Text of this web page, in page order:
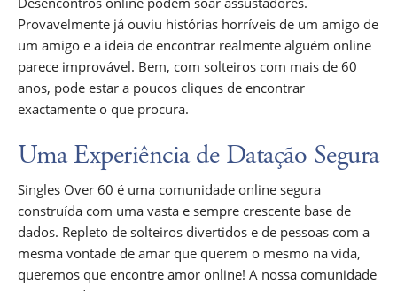
Provavelmente já ouviu histórias horríveis de um amigo de
um amigo e a ideia de encontrar realmente alguém online
parece improvável. Bem, com solteiros com mais de 60
anos, pode estar a poucos cliques de encontrar
exactamente o que procura.
Uma Experiência de Datação Segura
Singles Over 60 é uma comunidade online segura
construída com uma vasta e sempre crescente base de
dados. Repleto de solteiros divertidos e de pessoas com a
mesma vontade de amar que querem o mesmo na vida,
queremos que encontre amor online! A nossa comunidade